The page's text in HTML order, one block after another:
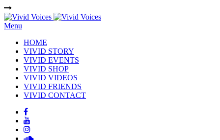
Menu
HOME
VIVID STORY
VIVID EVENTS
VIVID SHOP
VIVID VIDEOS
VIVID FRIENDS
VIVID CONTACT